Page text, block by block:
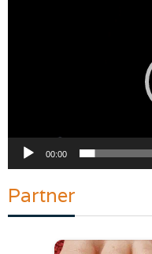
00:00
Partner